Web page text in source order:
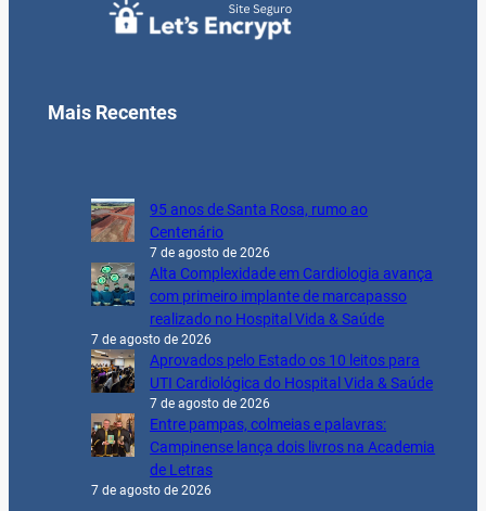
Mais Recentes
95 anos de Santa Rosa, rumo ao
Centenário
7 de agosto de 2026
Alta Complexidade em Cardiologia avança
com primeiro implante de marcapasso
realizado no Hospital Vida & Saúde
7 de agosto de 2026
Aprovados pelo Estado os 10 leitos para
UTI Cardiológica do Hospital Vida & Saúde
7 de agosto de 2026
Entre pampas, colmeias e palavras:
Campinense lança dois livros na Academia
de Letras
7 de agosto de 2026